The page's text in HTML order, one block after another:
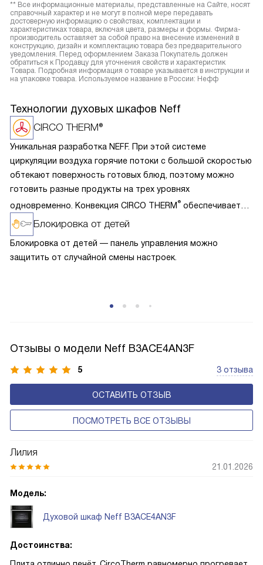
** Все информационные материалы, представленные на Сайте, носят
справочный характер и не могут в полной мере передавать
достоверную информацию о свойствах, комплектации и
характеристиках товара, включая цвета, размеры и формы. Фирма-
производитель оставляет за собой право на внесение изменений в
конструкцию, дизайн и комплектацию товара без предварительного
уведомления. Перед оформлением Заказа Покупатель должен
обратиться к Продавцу для уточнения свойств и характеристик
Товара. Подробная информация о товаре указывается в инструкции и
на упаковке товара. Используемое название в России: Нефф
Технологии духовых шкафов Neff
CIRCO THERM®
Уникальная разработка NEFF. При этой системе
циркуляции воздуха горячие потоки с большой скоростью
обтекают поверхность готовых блюд, поэтому можно
готовить разные продукты на трех уровнях
одновременно. Конвекция CIRCO THERM ® обеспечивает
следующий эффект: быстрое запекание пор при
обжаривании и выпекании, сохранение сока, витаминов
и аромата. Благодаря эффективному использования жара
достаточно разогреть духовку на 160-190 градусов, что
Блокировка от детей
Блокировка от детей — панель управления можно
защитить от случайной смены настроек.
Отзывы о модели Neff B3ACE4AN3F
5 3 отзыва
ОСТАВИТЬ ОТЗЫВ
ПОСМОТРЕТЬ ВСЕ ОТЗЫВЫ
Лилия
21.01.2026
Модель:
Духовой шкаф Neff B3ACE4AN3F
Достоинства: